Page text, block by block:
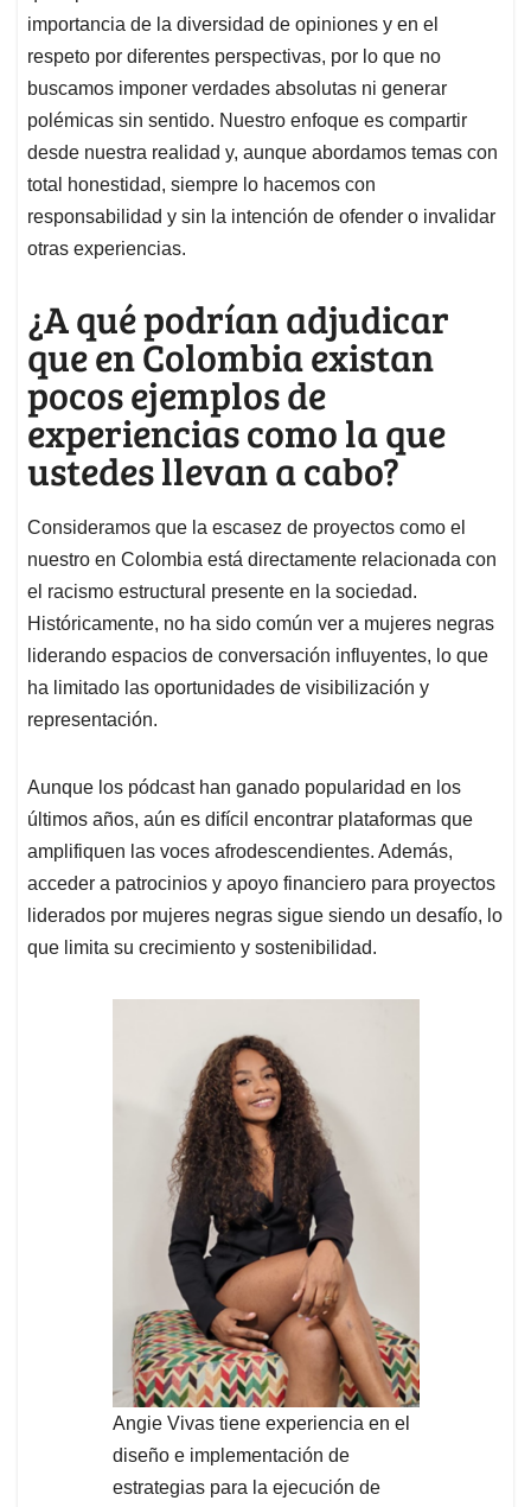
importancia de la diversidad de opiniones y en el
respeto por diferentes perspectivas, por lo que no
buscamos imponer verdades absolutas ni generar
polémicas sin sentido. Nuestro enfoque es compartir
desde nuestra realidad y, aunque abordamos temas con
total honestidad, siempre lo hacemos con
responsabilidad y sin la intención de ofender o invalidar
otras experiencias.
¿A qué podrían adjudicar
que en Colombia existan
pocos ejemplos de
experiencias como la que
ustedes llevan a cabo?
Consideramos que la escasez de proyectos como el
nuestro en Colombia está directamente relacionada con
el racismo estructural presente en la sociedad.
Históricamente, no ha sido común ver a mujeres negras
liderando espacios de conversación influyentes, lo que
ha limitado las oportunidades de visibilización y
representación.
Aunque los pódcast han ganado popularidad en los
últimos años, aún es difícil encontrar plataformas que
amplifiquen las voces afrodescendientes. Además,
acceder a patrocinios y apoyo financiero para proyectos
liderados por mujeres negras sigue siendo un desafío, lo
que limita su crecimiento y sostenibilidad.
Angie Vivas tiene experiencia en el
diseño e implementación de
estrategias para la ejecución de